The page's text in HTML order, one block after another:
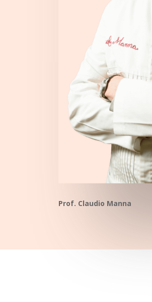
Prof. Claudio Manna